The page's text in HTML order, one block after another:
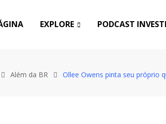
EXPLORE PODCAST
Além da BR Ollee Owens pinta seu próprio